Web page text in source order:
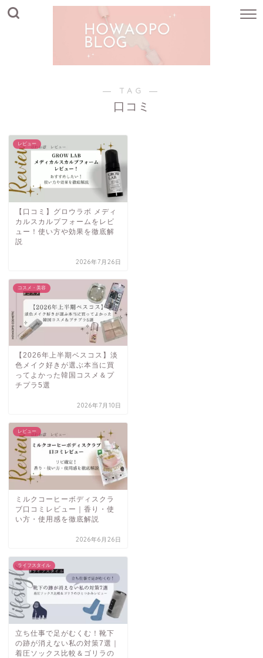
― TAG ―
口コミ
レビュー
【口コミ】グロウラボ メディ
カルスカルプフォームをレビ
ュー！使い方や効果を徹底解
説
2026年7月26日
コスメ・美容
【2026年上半期ベスコス】淡
色メイク好きが選ぶ本当に買
ってよかった韓国コスメ＆プ
チプラ5選
2026年7月10日
レビュー
ミルクコーヒーボディスクラ
ブ口コミレビュー｜香り・使
い方・使用感を徹底解説
2026年6月26日
ライフスタイル
立ち仕事で足がむくむ！靴下
の跡が消えない私の対策7選｜
着圧ソックス比較＆ゴリラの